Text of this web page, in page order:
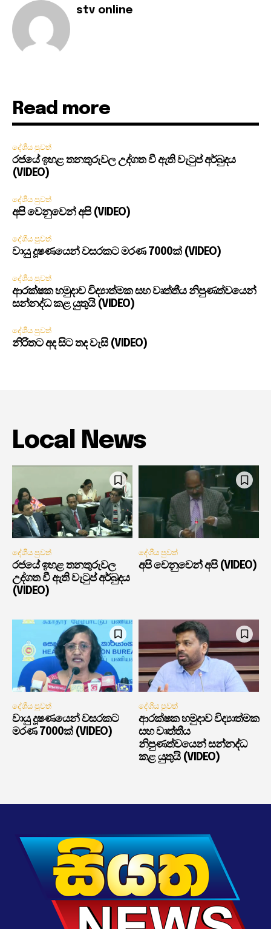
stv online
Read more
දේශීය පුවත්
රජයේ ඉහළ තනතුරුවල උද්ගත වී ඇති වැටුප් අර්බුදය
(VIDEO)
දේශීය පුවත්
අපි වෙනුවෙන් අපි (VIDEO)
දේශීය පුවත්
වායු දූෂණයෙන් වසරකට මරණ 7000ක් (VIDEO)
දේශීය පුවත්
ආරක්ෂක හමුදාව විද්‍යාත්මක සහ වෘත්තීය නිපුණත්වයෙන්
සන්නද්ධ කළ යුතුයි (VIDEO)
දේශීය පුවත්
නිරිතට අද සිට තද වැසි (VIDEO)
Local News
දේශීය පුවත්
රජයේ ඉහළ තනතුරුවල
උද්ගත වී ඇති වැටුප් අර්බුදය
(VIDEO)
දේශීය පුවත්
අපි වෙනුවෙන් අපි (VIDEO)
දේශීය පුවත්
වායු දූෂණයෙන් වසරකට
මරණ 7000ක් (VIDEO)
දේශීය පුවත්
ආරක්ෂක හමුදාව විද්‍යාත්මක
සහ වෘත්තීය
නිපුණත්වයෙන් සන්නද්ධ
කළ යුතුයි (VIDEO)